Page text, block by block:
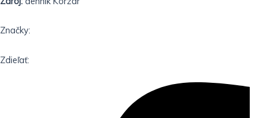
Značky:
Zdieľať: